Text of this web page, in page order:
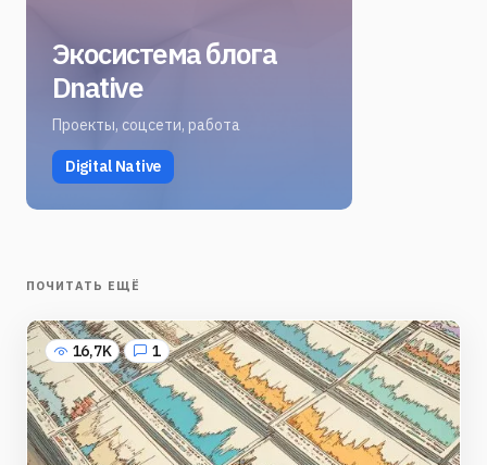
Экосистема блога
Dnative
Проекты, соцсети, работа
Digital Native
ПОЧИТАТЬ ЕЩЁ
16,7K 1